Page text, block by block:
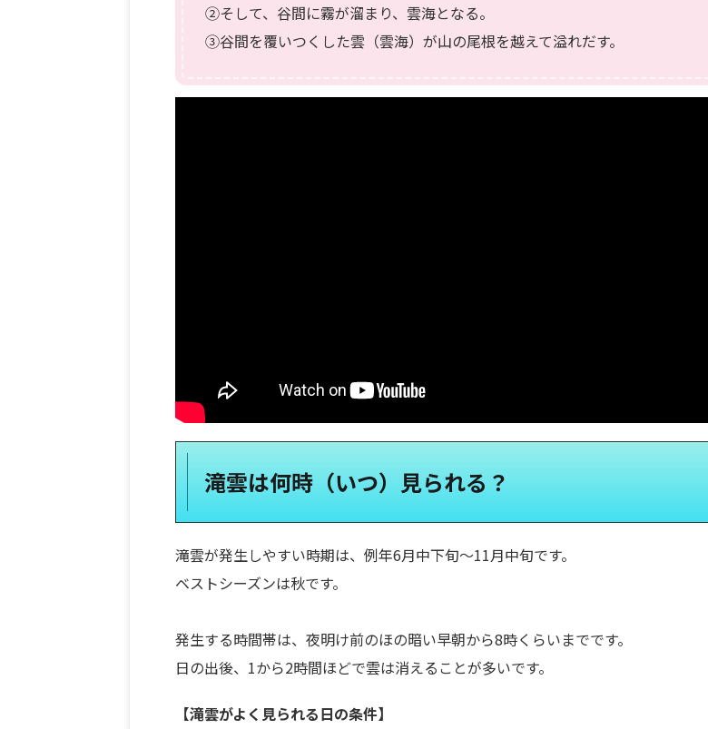
②そして、谷間に霧が溜まり、雲海となる。
③谷間を覆いつくした雲（雲海）が山の尾根を越えて溢れだす。
滝雲は何時（いつ）見られる？
滝雲が発生しやすい時期は、例年6月中下旬～11月中旬です。
ベストシーズンは秋です。
発生する時間帯は、夜明け前のほの暗い早朝から8時くらいまでです。
日の出後、1から2時間ほどで雲は消えることが多いです。
【滝雲がよく見られる日の条件】